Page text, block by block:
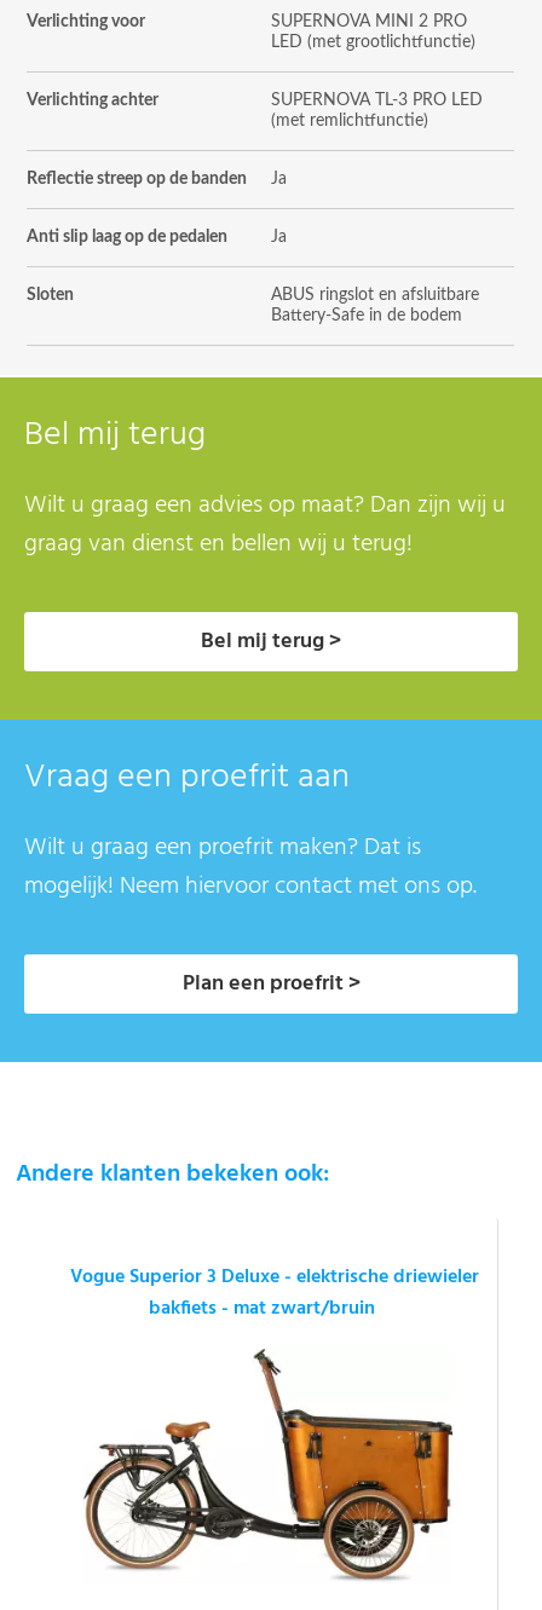
Verlichting voor
SUPERNOVA MINI 2 PRO
LED (met grootlichtfunctie)
Verlichting achter
SUPERNOVA TL-3 PRO LED
(met remlichtfunctie)
Reflectie streep op de banden Ja
Anti slip laag op de pedalen Ja
Sloten
ABUS ringslot en afsluitbare
Battery-Safe in de bodem
Bel mij terug
Wilt u graag een advies op maat? Dan zijn wij u
graag van dienst en bellen wij u terug!
Bel mij terug >
Vraag een proefrit aan
Wilt u graag een proefrit maken? Dat is
mogelijk! Neem hiervoor contact met ons op.
Plan een proefrit >
Andere klanten bekeken ook:
Vogue Superior 3 Deluxe - elektrische driewieler
bakfiets - mat zwart/bruin